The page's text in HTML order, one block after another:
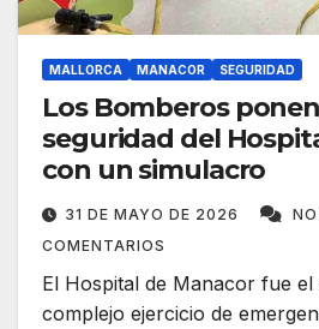
MALLORCA MANACOR SEGURIDAD
Los Bomberos
seguridad del
con un simulacro
31 DE MAYO DE 2026
COMENTARIOS
El Hospital de Manacor fue
complejo ejercicio de